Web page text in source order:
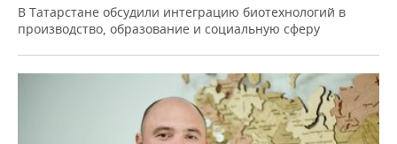
В Татарстане обсудили интеграцию биотехнологий в
производство, образование и социальную сферу